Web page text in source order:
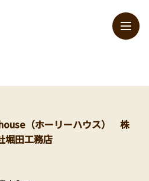
（ホーリーハウス） 株
堀田工務店